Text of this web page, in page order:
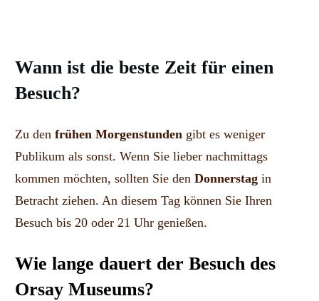
Wann ist die beste Zeit für einen
Besuch?
Zu den frühen Morgenstunden gibt es weniger
Publikum als sonst. Wenn Sie lieber nachmittags
kommen möchten, sollten Sie den Donnerstag in
Betracht ziehen. An diesem Tag können Sie Ihren
Besuch bis 20 oder 21 Uhr genießen.
Wie lange dauert der Besuch des
Orsay Museums?